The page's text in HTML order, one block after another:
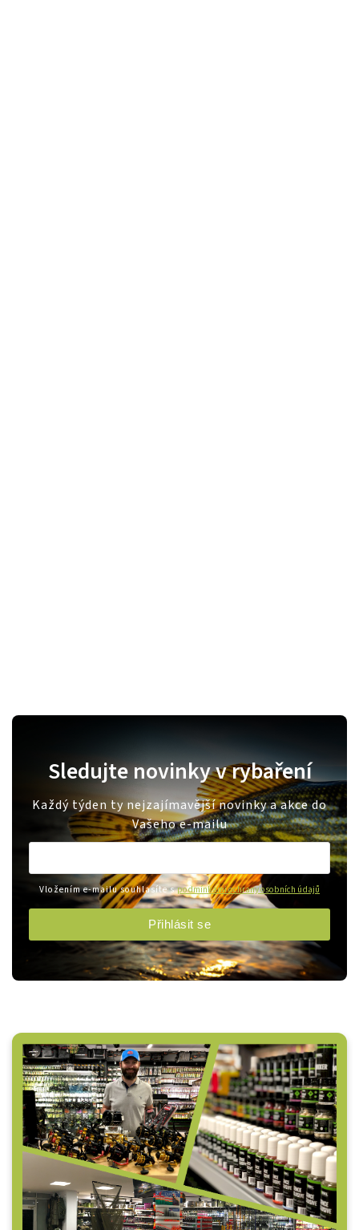
Sledujte novinky v rybaření
Každý týden ty nejzajímavější novinky a akce do
Vašeho e-mailu
Vložením e-mailu souhlasíte spodmínkami ochrany osobních údajů
Přihlásit se